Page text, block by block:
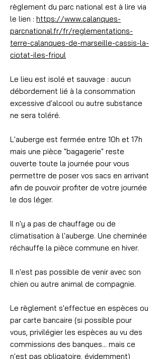
règlement du parc national est à lire via
le lien : https://www.calanques-
parcnational.fr/fr/reglementations-
terre-calanques-de-marseille-cassis-la-
ciotat-iles-frioul
Le lieu est isolé et sauvage : aucun
débordement lié à la consommation
excessive d'alcool ou autre substance
ne sera toléré.
L'auberge est fermée entre 10h et 17h
mais une pièce "bagagerie" reste
ouverte toute la journée pour vous
permettre de poser vos sacs en arrivant
afin de pouvoir profiter de votre journée
le dos léger.
Il n'y a pas de chauffage ou de
climatisation à l'auberge. Une cheminée
réchauffe la pièce commune en hiver.
Il n'est pas possible de venir avec son
chien ou autre animal de compagnie.
Le règlement s'effectue en espèces ou
par carte bancaire (si possible pour
vous, privilégier les espèces au vu des
commissions des banques... mais ce
n'est pas obligatoire, évidemment)